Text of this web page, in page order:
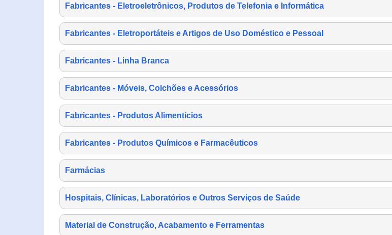
Fabricantes - Eletroeletrônicos, Produtos de Telefonia e Informática
Fabricantes - Eletroportáteis e Artigos de Uso Doméstico e Pessoal
Fabricantes - Linha Branca
Fabricantes - Móveis, Colchões e Acessórios
Fabricantes - Produtos Alimentícios
Fabricantes - Produtos Químicos e Farmacêuticos
Farmácias
Hospitais, Clínicas, Laboratórios e Outros Serviços de Saúde
Material de Construção, Acabamento e Ferramentas